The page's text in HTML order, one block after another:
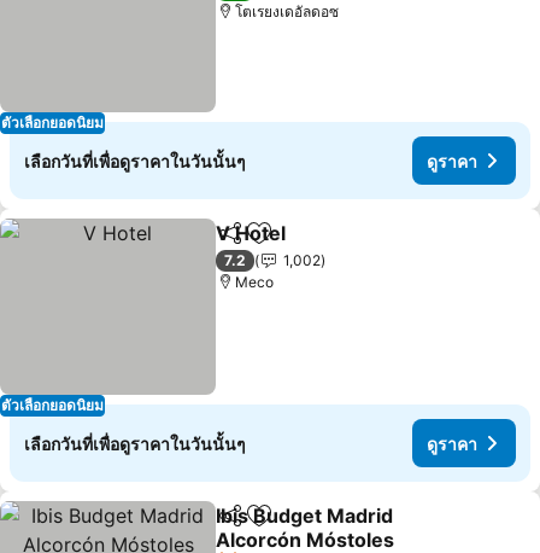
ตัวเลือกยอดนิยม
โตเรยงเดอัลดอซ
เลือกวันที่เพื่อดูราคาในวันนั้นๆ ดูราคา
ตัวเลือกยอดนิยม
แชร์ เพิ่มในรายการโปรด
V Hotel
7.2
1,002
Meco
เลือกวันที่เพื่อดูราคาในวันนั้นๆ ดูราคา
แชร์ เพิ่มในรายการโปรด
Ibis Budget Madrid
Alcorcón Móstoles